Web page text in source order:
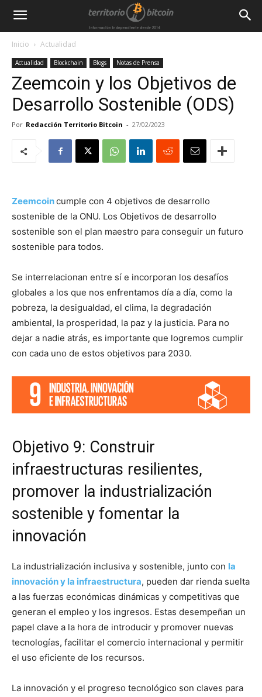
Inicio Actualidad
Actualidad Blockchain Blogs Notas de Prensa
Zeemcoin y los Objetivos de
Desarrollo Sostenible (ODS)
Por Redacción Territorio Bitcoin - 27/02/2023
Zeemcoincumple con 4 objetivos de desarrollo
sostenible de la ONU. Los Objetivos de desarrollo
sostenible son el plan maestro para conseguir un futuro
sostenible para todos.
Se interrelacionan entre sí e incorporan los desafíos
globales a los que nos enfrentamos día a día, como la
pobreza, la desigualdad, el clima, la degradación
ambiental, la prosperidad, la paz y la justicia. Para no
dejar a nadie atrás, es importante que logremos cumplir
con cada uno de estos objetivos para 2030.
Objetivo 9: Construir
infraestructuras resilientes,
promover la industrialización
sostenible y fomentar la
innovación
La industrialización inclusiva y sostenible, junto con la
innovación y la infraestructura, pueden dar rienda suelta
a las fuerzas económicas dinámicas y competitivas que
generan el empleo y los ingresos. Estas desempeñan un
papel clave a la hora de introducir y promover nuevas
tecnologías, facilitar el comercio internacional y permitir
el uso eficiente de los recursos.
La innovación y el progreso tecnológico son claves para